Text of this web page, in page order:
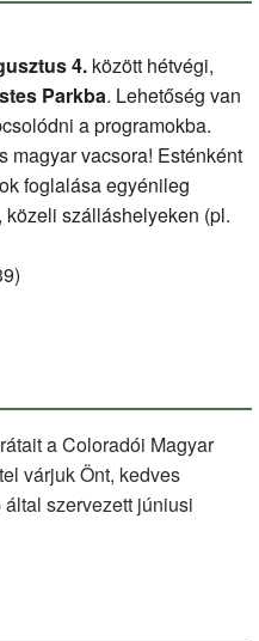
4.között hétvégi,
Parkba. Lehetőség van
a programokba.
magyar vacsora! Esténként
foglalása egyénileg
szálláshelyeken (pl.
a Coloradói Magyar
várjuk Önt, kedves
szervezett júniusi